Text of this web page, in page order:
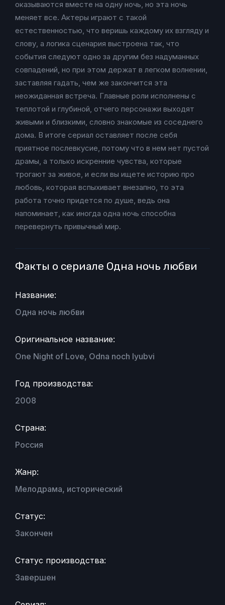
оказываются вместе на одну ночь, но эта ночь
меняет все. Актеры играют с такой
естественностью, что веришь каждому их взгляду и
слову, а логика сценария выстроена так, что
события следуют одно за другим без надуманных
совпадений, но при этом держат в легком волнении,
заставляя гадать, чем же закончится эта
неожиданная встреча. Главные роли исполнены с
теплотой и глубиной, отчего персонажи выходят
живыми и близкими, словно знакомые из соседнего
дома. В итоге сериал оставляет после себя
приятное послевкусие, потому что в нем нет пустой
драмы, а только искренние чувства, которые
трогают за живое, и если вы ищете историю про
любовь, которая вспыхивает внезапно, то эта
работа точно придется по душе, ведь она
напоминает, как иногда одна ночь способна
перевернуть привычный мир.
Факты о сериале Одна ночь любви
Название:
Одна ночь любви
Оригинальное название:
One Night of Love, Odna noch lyubvi
Год производства:
2008
Страна:
Россия
Жанр:
Мелодрама, исторический
Статус:
Закончен
Статус производства:
Завершен